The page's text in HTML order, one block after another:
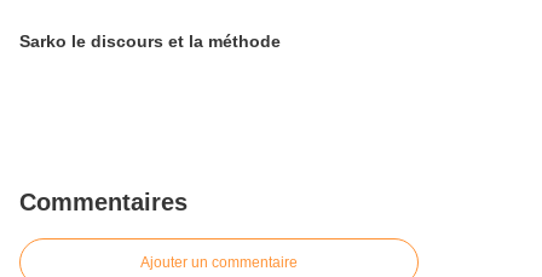
Sarko le discours et la méthode
Commentaires
Ajouter un commentaire